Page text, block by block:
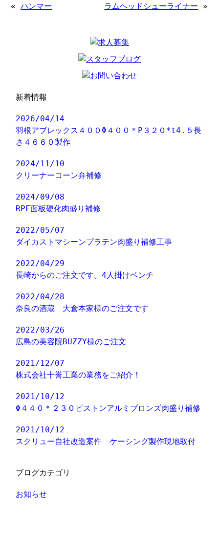
«ハンマー ラムヘッドシューライナー »
新着情報
2026/04/14
羽根アブレックス４００Φ４００＊P３２０*t4.５長
さ４６６０製作
2024/11/10
クリーナーコーン弁補修
2024/09/08
RPF面板硬化肉盛り補修
2022/05/07
ダイカストマシーンプラテン肉盛り補修工事
2022/04/29
長崎からのご注文です。4人掛けベンチ
2022/04/28
奈良の酒蔵 大倉本家様のご注文です
2022/03/26
広島の美容院BUZZY様のご注文
2021/12/07
株式会社十誉工業の業務をご紹介！
2021/10/12
Φ４４０＊２３０ピストンアルミブロンズ肉盛り補修
2021/10/12
スクリュー自社改造案件 ケーシング製作現地取付
ブログカテゴリ
お知らせ